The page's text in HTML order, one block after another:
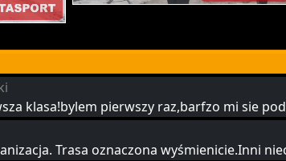
klasa!bylem pierwszy raz,barfzo mi sie
Trasa oznaczona wyśmienicie.Inni